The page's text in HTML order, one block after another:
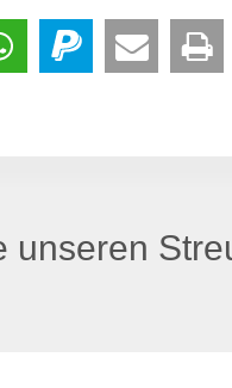
unseren